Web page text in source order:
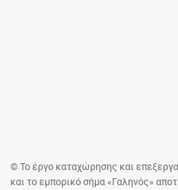
© Το έργο καταχώρησης και
και το εμπορικό σήμα «Γαληνός»